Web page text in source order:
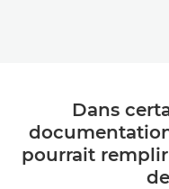
Dans
pourrait